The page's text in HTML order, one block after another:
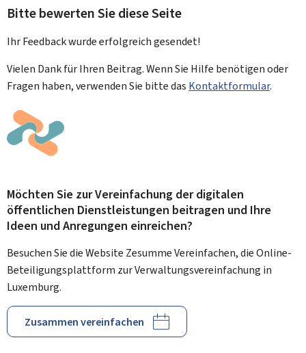
Bitte bewerten Sie diese Seite
Ihr Feedback wurdeerfolgreichgesendet!
Vielen Dank für Ihren Beitrag. Wenn Sie Hilfe benötigen oder
Fragen haben, verwenden Sie bitte das Kontaktformular.
Möchten Sie zur Vereinfachung der digitalen
öffentlichen Dienstleistungen beitragen und Ihre
Ideen und Anregungen einreichen?
Besuchen Sie die Website Zesumme Vereinfachen, die Online-
Beteiligungsplattform zur Verwaltungsvereinfachung in
Luxemburg.
Zusammen vereinfachen